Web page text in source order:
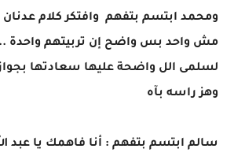
ومحمد ابتسم بتفهم وافتكر كلام
مش واحد بس واضح إن تربيتهم
لسلمى الل واضحة عليها سعادتها
وهز راسه بآه
سالم ابتسم بتفهم : أنا فاهمك يا عبد